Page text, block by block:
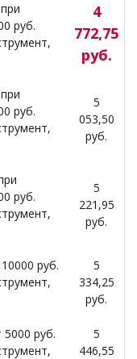
руб.
4
772,75
руб.
руб.
5
053,50
руб.
руб.
5
221,95
руб.
руб.
5
334,25
руб.
руб.
5
446,55